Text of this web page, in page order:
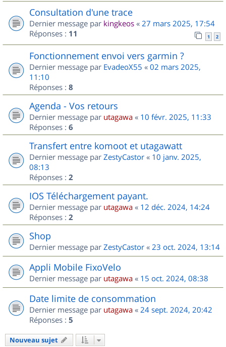
Consultation d'une trace
Dernier message par kingkeos « 27 mars 2025, 17:54
Réponses : 11 1 2
Fonctionnement envoi vers garmin ?
Dernier message par EvadeoX55 « 02 mars 2025,
11:10
Réponses : 8
Agenda - Vos retours
Dernier message par utagawa « 10 févr. 2025, 11:33
Réponses : 6
Transfert entre komoot et utagawatt
Dernier message par ZestyCastor « 10 janv. 2025,
08:13
Réponses : 2
IOS Téléchargement payant.
Dernier message par utagawa « 12 déc. 2024, 14:24
Réponses : 2
Shop
Dernier message par ZestyCastor « 23 oct. 2024, 13:14
Appli Mobile FixoVelo
Dernier message par utagawa « 15 oct. 2024, 08:38
Date limite de consommation
Dernier message par utagawa « 24 sept. 2024, 20:42
Réponses : 5
Nouveau sujet